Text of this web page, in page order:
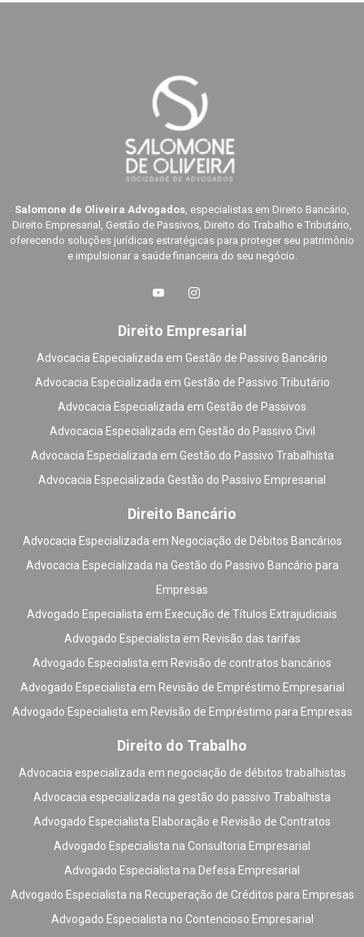
Salomone de Oliveira Advogados , especialistas em Direito Bancário,
Direito Empresarial, Gestão de Passivos, Direito do Trabalho e Tributário,
oferecendo soluções jurídicas estratégicas para proteger seu patrimônio
e impulsionar a saúde financeira do seu negócio.
Direito Empresarial
Advocacia Especializada em Gestão de Passivo Bancário
Advocacia Especializada em Gestão de Passivo Tributário
Advocacia Especializada em Gestão de Passivos
Advocacia Especializada em Gestão do Passivo Civil
Advocacia Especializada em Gestão do Passivo Trabalhista
Advocacia Especializada Gestão do Passivo Empresarial
Direito Bancário
Advocacia Especializada em Negociação de Débitos Bancários
Advocacia Especializada na Gestão do Passivo Bancário para
Empresas
Advogado Especialista em Execução de Títulos Extrajudiciais
Advogado Especialista em Revisão das tarifas
Advogado Especialista em Revisão de contratos bancários
Advogado Especialista em Revisão de Empréstimo Empresarial
Advogado Especialista em Revisão de Empréstimo para Empresas
Direito do Trabalho
Advocacia especializada em negociação de débitos trabalhistas
Advocacia especializada na gestão do passivo Trabalhista
Advogado Especialista Elaboração e Revisão de Contratos
Advogado Especialista na Consultoria Empresarial
Advogado Especialista na Defesa Empresarial
Advogado Especialista na Recuperação de Créditos para Empresas
Advogado Especialista no Contencioso Empresarial